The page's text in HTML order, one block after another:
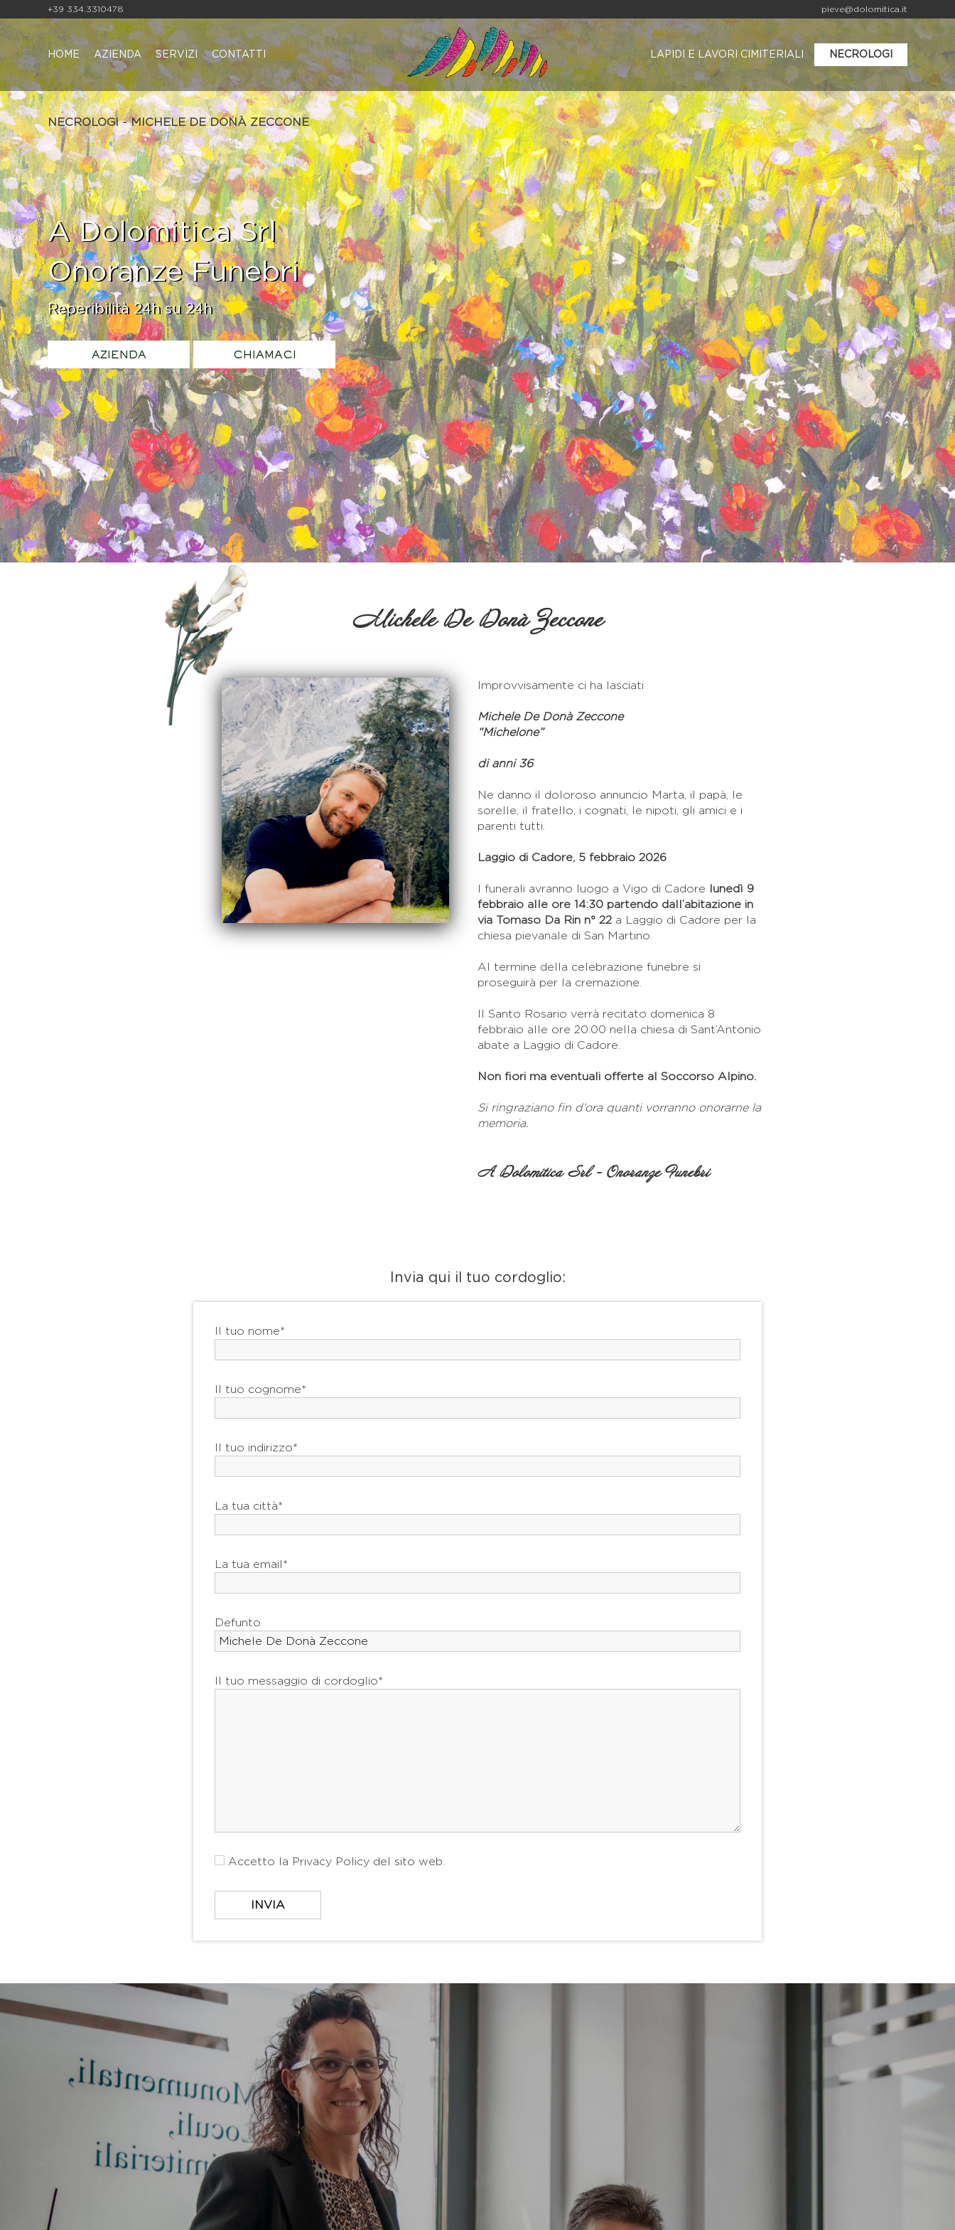
+39 334.3310478 pieve@dolomitica.it
HOME AZIENDA SERVIZI CONTATTI LAPIDI E LAVORI CIMITERIALI NECROLOGI
A Dolomitica Srl
Onoranze Funebri
Reperibilità 24h su 24h
AZIENDA CHIAMACI
NECROLOGI - MICHELE DE DONÀ ZECCONE
Michele De Donà Zeccone
Improvvisamente ci ha lasciati
Michele De Donà Zeccone
“Michelone”
di anni 36
Ne danno il doloroso annuncio Marta, il papà, le
sorelle, il fratello, i cognati, le nipoti, gli amici e i
parenti tutti.
Laggio di Cadore, 5 febbraio 2026
I funerali avranno luogo a Vigo di Cadore
lunedì 9
febbraio alle ore 14:30 partendo dall’abitazione in
via Tomaso Da Rin n° 22 a Laggio di Cadore per la
chiesa pievanale di San Martino.
Al termine della celebrazione funebre si
proseguirà per la cremazione.
Il Santo Rosario verrà recitato domenica 8
febbraio alle ore 20:00 nella chiesa di Sant’Antonio
abate a Laggio di Cadore.
Non fiori ma eventuali offerte al Soccorso Alpino.
Si ringraziano fin d’ora quanti vorranno onorarne la
memoria.
A Dolomitica Srl - Onoranze Funebri
Invia qui il tuo cordoglio:
Il tuo nome*
Il tuo cognome*
Il tuo indirizzo*
La tua città*
La tua email*
Defunto
Il tuo messaggio di cordoglio*
Accetto la Privacy Policy del sito web.